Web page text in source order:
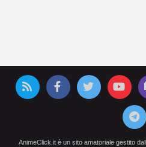
AnimeClick.it è un sito amatoriale gestito